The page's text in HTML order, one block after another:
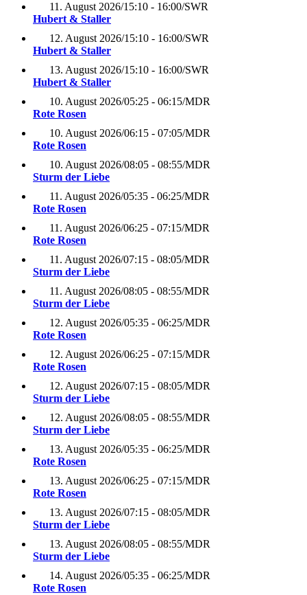
11. August 2026/15:10 - 16:00/SWR
Hubert & Staller
12. August 2026/15:10 - 16:00/SWR
Hubert & Staller
13. August 2026/15:10 - 16:00/SWR
Hubert & Staller
10. August 2026/05:25 - 06:15/MDR
Rote Rosen
10. August 2026/06:15 - 07:05/MDR
Rote Rosen
10. August 2026/08:05 - 08:55/MDR
Sturm der Liebe
11. August 2026/05:35 - 06:25/MDR
Rote Rosen
11. August 2026/06:25 - 07:15/MDR
Rote Rosen
11. August 2026/07:15 - 08:05/MDR
Sturm der Liebe
11. August 2026/08:05 - 08:55/MDR
Sturm der Liebe
12. August 2026/05:35 - 06:25/MDR
Rote Rosen
12. August 2026/06:25 - 07:15/MDR
Rote Rosen
12. August 2026/07:15 - 08:05/MDR
Sturm der Liebe
12. August 2026/08:05 - 08:55/MDR
Sturm der Liebe
13. August 2026/05:35 - 06:25/MDR
Rote Rosen
13. August 2026/06:25 - 07:15/MDR
Rote Rosen
13. August 2026/07:15 - 08:05/MDR
Sturm der Liebe
13. August 2026/08:05 - 08:55/MDR
Sturm der Liebe
14. August 2026/05:35 - 06:25/MDR
Rote Rosen